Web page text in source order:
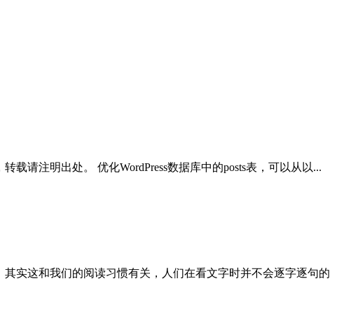
载请注明出处。 优化WordPress数据库中的posts表，可以从以...
实这和我们的阅读习惯有关，人们在看文字时并不会逐字逐句的